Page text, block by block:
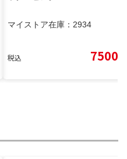
マイストア在庫： 2934
税込 7500